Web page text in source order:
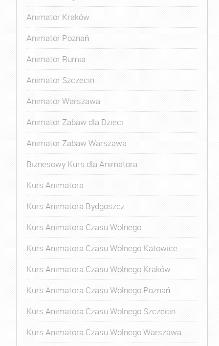
Animator Kraków
Animator Poznań
Animator Rumia
Animator Szczecin
Animator Warszawa
Animator Zabaw dla Dzieci
Animator Zabaw Warszawa
Biznesowy Kurs dla Animatora
Kurs Animatora
Kurs Animatora Bydgoszcz
Kurs Animatora Czasu Wolnego
Kurs Animatora Czasu Wolnego Katowice
Kurs Animatora Czasu Wolnego Kraków
Kurs Animatora Czasu Wolnego Poznań
Kurs Animatora Czasu Wolnego Szczecin
Kurs Animatora Czasu Wolnego Warszawa